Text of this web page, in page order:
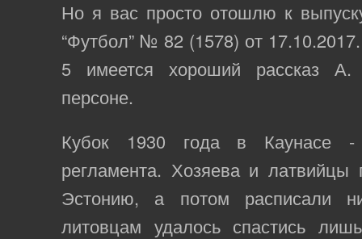
Но я вас просто отошлю к
“Футбол” № 82 (1578) от
5 имеется хороший рассказ
персоне.
Кубок 1930 года в Каунасе
регламента. Хозяева и латвийцы
Эстонию, а потом расписали
литовцам удалось спастись